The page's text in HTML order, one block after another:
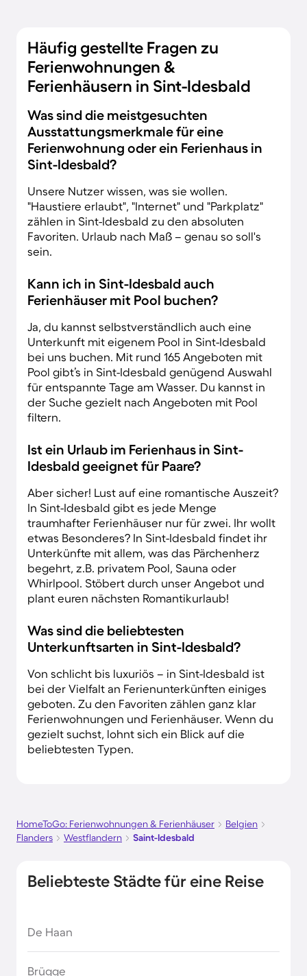
Häufig gestellte Fragen zu
Ferienwohnungen &
Ferienhäusern in Sint-Idesbald
Was sind die meistgesuchten
Ausstattungsmerkmale für eine
Ferienwohnung oder ein Ferienhaus in
Sint-Idesbald?
Unsere Nutzer wissen, was sie wollen.
"Haustiere erlaubt", "Internet" und "Parkplatz"
zählen in Sint-Idesbald zu den absoluten
Favoriten. Urlaub nach Maß – genau so soll's
sein.
Kann ich in Sint-Idesbald auch
Ferienhäuser mit Pool buchen?
Ja, du kannst selbstverständlich auch eine
Unterkunft mit eigenem Pool in Sint-Idesbald
bei uns buchen. Mit rund 165 Angeboten mit
Pool gibt’s in Sint-Idesbald genügend Auswahl
für entspannte Tage am Wasser. Du kannst in
der Suche gezielt nach Angeboten mit Pool
filtern.
Ist ein Urlaub im Ferienhaus in Sint-
Idesbald geeignet für Paare?
Aber sicher! Lust auf eine romantische Auszeit?
In Sint-Idesbald gibt es jede Menge
traumhafter Ferienhäuser nur für zwei. Ihr wollt
etwas Besonderes? In Sint-Idesbald findet ihr
Unterkünfte mit allem, was das Pärchenherz
begehrt, z.B. privatem Pool, Sauna oder
Whirlpool. Stöbert durch unser Angebot und
plant euren nächsten Romantikurlaub!
Was sind die beliebtesten
Unterkunftsarten in Sint-Idesbald?
Von schlicht bis luxuriös – in Sint-Idesbald ist
bei der Vielfalt an Ferienunterkünften einiges
geboten. Zu den Favoriten zählen ganz klar
Ferienwohnungen und Ferienhäuser. Wenn du
gezielt suchst, lohnt sich ein Blick auf die
beliebtesten Typen.
HomeToGo: Ferienwohnungen & Ferienhäuser
Belgien
Flanders
Westflandern Saint-Idesbald
Beliebteste Städte für eine Reise
De Haan
Brügge